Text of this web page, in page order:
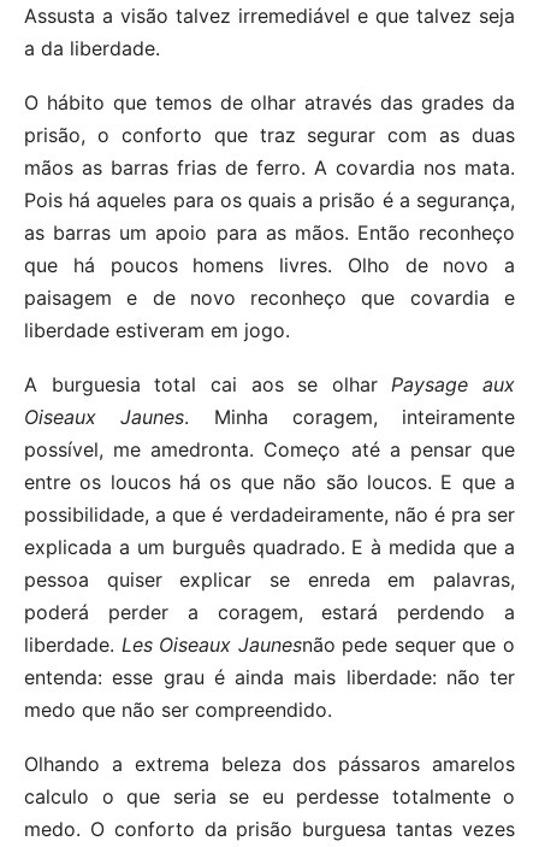
Assusta a visão talvez irremediável e que talvez seja
a da liberdade.
O hábito que temos de olhar através das grades da
prisão, o conforto que traz segurar com as duas
mãos as barras frias de ferro. A covardia nos mata.
Pois há aqueles para os quais a prisão é a segurança,
as barras um apoio para as mãos. Então reconheço
que há poucos homens livres. Olho de novo a
paisagem e de novo reconheço que covardia e
liberdade estiveram em jogo.
A burguesia total cai aos se olharPaysage aux
Oiseaux Jaunes. Minha coragem, inteiramente
possível, me amedronta. Começo até a pensar que
entre os loucos há os que não são loucos. E que a
possibilidade, a que é verdadeiramente, não é pra ser
explicada a um burguês quadrado. E à medida que a
pessoa quiser explicar se enreda em palavras,
poderá perder a coragem, estará perdendo a
liberdade. Les Oiseaux Jaunesnão pede sequer que o
entenda: esse grau é ainda mais liberdade: não ter
medo que não ser compreendido.
Olhando a extrema beleza dos pássaros amarelos
calculo o que seria se eu perdesse totalmente o
medo. O conforto da prisão burguesa tantas vezes